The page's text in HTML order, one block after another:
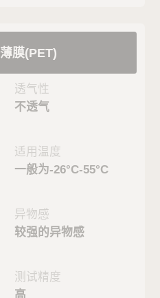
膜(PET)
透气性
不透气
适用温度
一般为-26°C-55°C
异物感
较强的异物感
测试精度
高